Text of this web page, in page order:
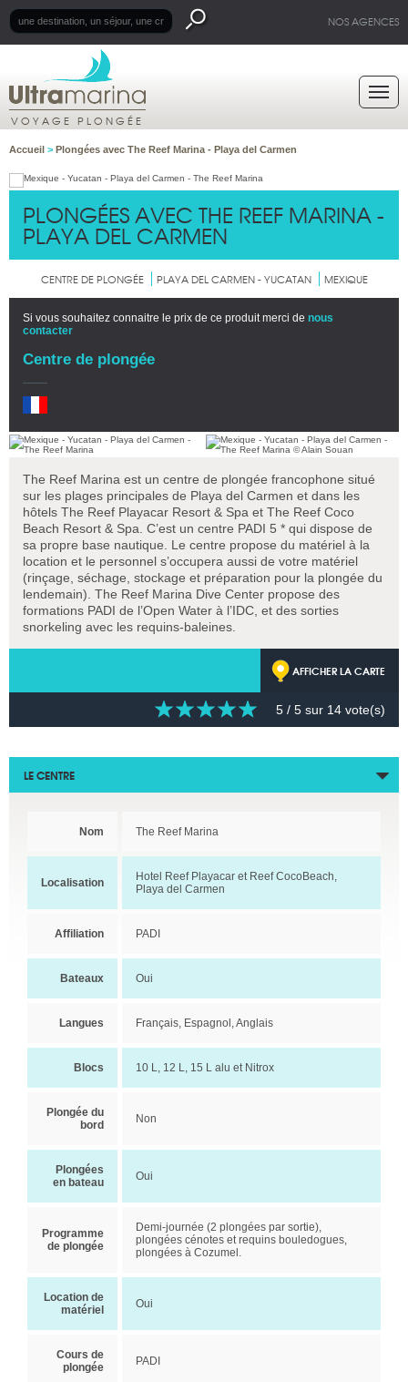
NOS AGENCES
VOYAGE PLONGÉE
Accueil > Plongées avec The Reef Marina - Playa del Carmen
PLONGÉES AVEC THE REEF MARINA -
PLAYA DEL CARMEN
CENTRE DE PLONGÉE PLAYA DEL CARMEN - YUCATAN MEXIQUE
Si vous souhaitez connaitre le prix de ce produit merci de nous
contacter
Centre de plongée
The Reef Marina est un centre de plongée francophone situé
sur les plages principales de Playa del Carmen et dans les
hôtels The Reef Playacar Resort & Spa et The Reef Coco
Beach Resort & Spa. C’est un centre PADI 5 * qui dispose de
sa propre base nautique. Le centre propose du matériel à la
location et le personnel s’occupera aussi de votre matériel
(rinçage, séchage, stockage et préparation pour la plongée du
lendemain). The Reef Marina Dive Center propose des
formations PADI de l’Open Water à l’IDC, et des sorties
snorkeling avec les requins-baleines.
AFFICHER LA CARTE
5 / 5 sur 14 vote(s)
LE CENTRE
Nom The Reef Marina
Localisation
Hotel Reef Playacar et Reef CocoBeach,
Playa del Carmen
Affiliation PADI
Bateaux Oui
Langues Français, Espagnol, Anglais
Blocs 10 L, 12 L, 15 L alu et Nitrox
Plongée du
bord
Non
Plongées
en bateau
Oui
Programme
de plongée
Demi-journée (2 plongées par sortie),
plongées cénotes et requins bouledogues,
plongées à Cozumel.
Location de
matériel
Oui
Cours de
plongée
PADI